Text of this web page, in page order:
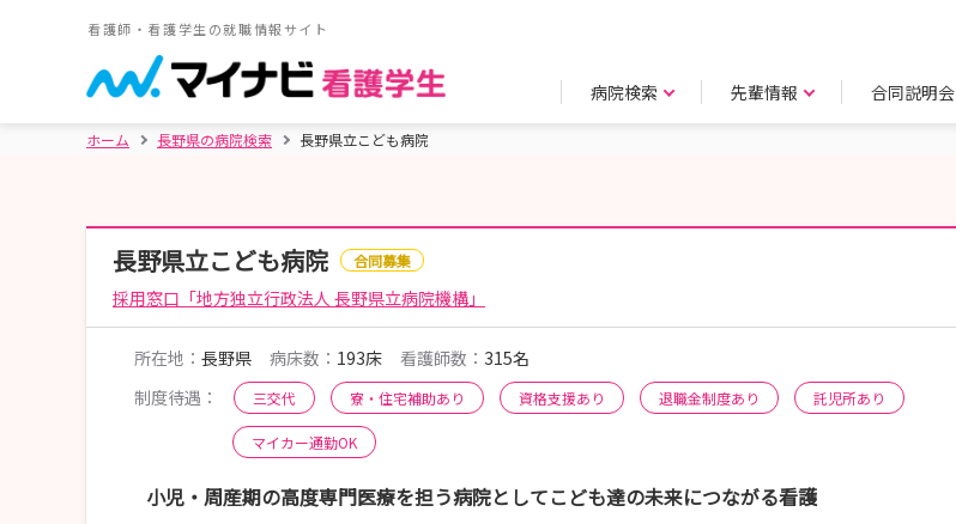
看護師・看護学生の就職情報サイト
病院検索 先輩情報 合同説明会
ホーム 長野県の病院検索 長野県立こども病院
長野県立こども病院 合同募集
採用窓口「地方独立行政法人 長野県立病院機構」
所在地： 長野県 病床数： 193床 看護師数： 315名
制度待遇：
三交代 寮・住宅補助あり 資格支援あり 退職金制度あり 託児所あり
マイカー通勤OK
小児・周産期の高度専門医療を担う病院としてこども達の未来につながる看護